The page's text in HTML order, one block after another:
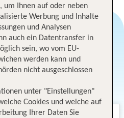
um Ihnen auf oder neben
Werbung und Inhalte
und Analysen
auch ein Datentransfer in
sein, wo vom EU-
werden kann und
nicht ausgeschlossen
unter "Einstellungen"
Cookies und welche auf
Ihrer Daten Sie